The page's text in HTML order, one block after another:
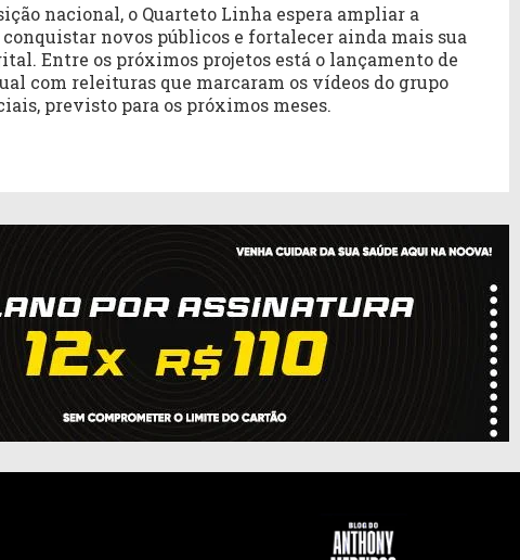
nacional, o Quarteto Linha espera ampliar a
novos públicos e fortalecer ainda mais sua
Entre os próximos projetos está o lançamento de
com releituras que marcaram os vídeos do grupo
previsto para os próximos meses.